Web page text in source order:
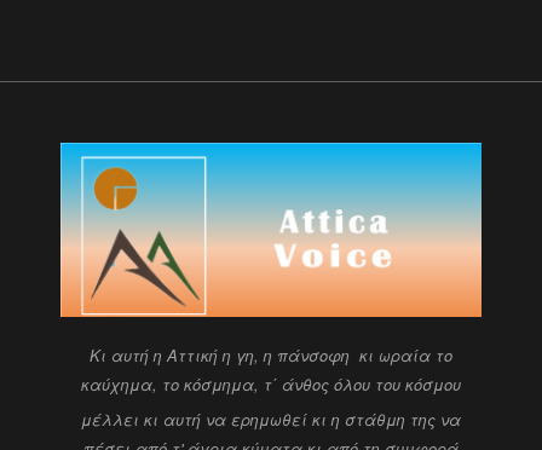
Kι αυτή η Αττική η γη, η πάνσοφη κι ωραία το
καύχημα, το κόσμημα, τ΄ άνθος όλου του κόσμου
μέλλει κι αυτή να ερημωθεί κι η στάθμη της να